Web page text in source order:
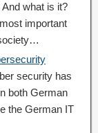
what is it?
important
security has
both German
the German IT